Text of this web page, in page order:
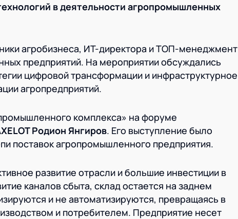
в деятельности агропромышленных
агробизнеса, ИТ-директора и ТОП-менеджмент
предприятий. На мероприятии обсуждались
цифровой трансформации и инфраструктурное
агропредприятий.
комплекса» на форуме
Родион Янгиров. Его выступление было
поставок агропромышленного предприятия.
развитие отрасли и большие инвестиции в
каналов сбыта, склад остается на заднем
и не автоматизируются, превращаясь в
и потребителем. Предприятие несет